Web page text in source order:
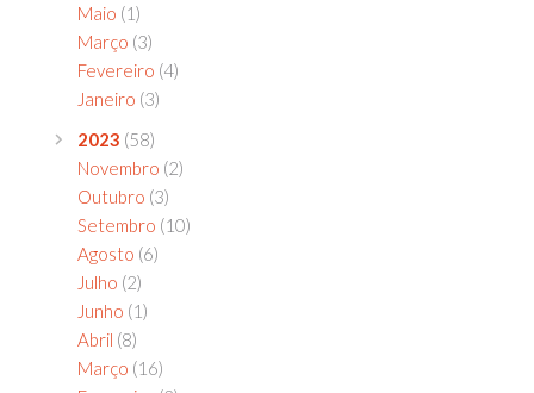
Maio (1)
Março (3)
Fevereiro (4)
Janeiro (3)
2023 (58)
Novembro (2)
Outubro (3)
Setembro (10)
Agosto (6)
Julho (2)
Junho (1)
Abril (8)
Março (16)